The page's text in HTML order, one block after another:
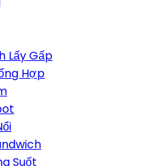
Lấy Gấp
Hợp
Suốt